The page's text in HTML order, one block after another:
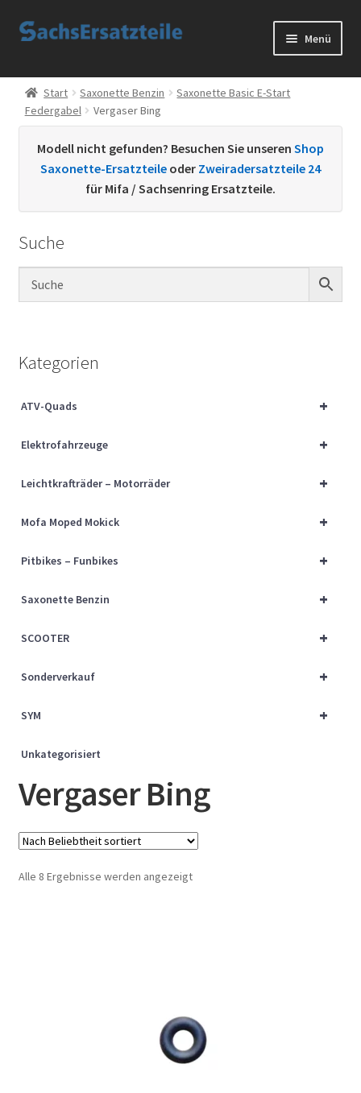
Zur
Zum
Menü
Start
AGB
Datenschutzerklärung
Kontakt
Sachs Ersatzteile
Über uns
Start Saxonette Benzin
Saxonette Basic E-Start
Federgabel
Vergaser Bing
Modell nicht gefunden? Besuchen Sie unseren Shop
Saxonette-Ersatzteile oder Zweiradersatzteile 24
für Mifa / Sachsenring Ersatzteile.
Suche
Kategorien
+
ATV-Quads
+
Elektrofahrzeuge
+
Leichtkrafträder – Motorräder
+
Mofa Moped Mokick
+
Pitbikes – Funbikes
+
Saxonette Benzin
+
SCOOTER
+
Sonderverkauf
+
SYM
Unkategorisiert
Vergaser Bing
Alle 8 Ergebnisse werden angezeigtNach